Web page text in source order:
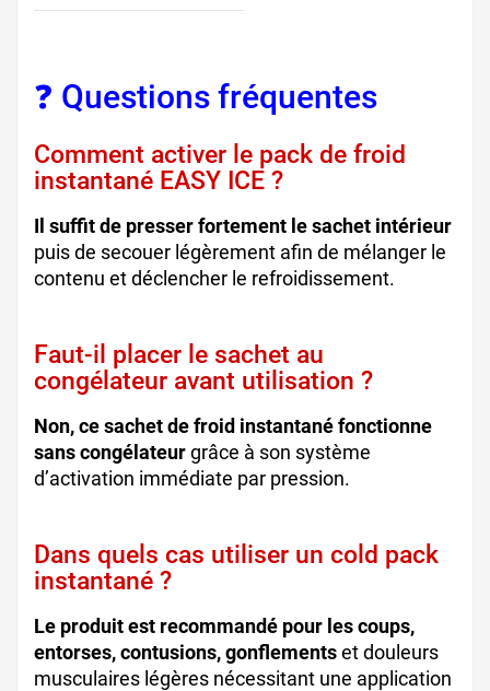
❓ Questions fréquentes
Comment activer le pack de froid
instantané EASY ICE ?
Il suffit de presser fortement le sachet intérieur
puis de secouer légèrement afin de mélanger le
contenu et déclencher le refroidissement.
Faut-il placer le sachet au
congélateur avant utilisation ?
Non, ce sachet de froid instantané fonctionne
sans congélateurgrâce à son système
d’activation immédiate par pression.
Dans quels cas utiliser un cold pack
instantané ?
Le produit est recommandé pour les coups,
entorses, contusions, gonflementset douleurs
musculaires légères nécessitant une application